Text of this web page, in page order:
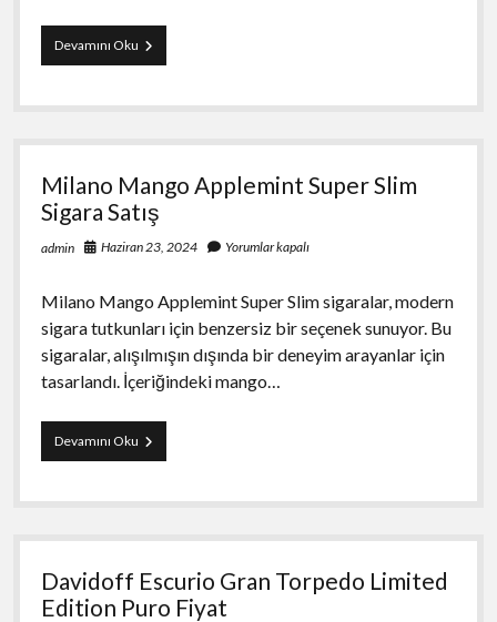
Devamını OkuSağlıklı
Beslenme
Güzellik
Milano Mango Applemint Super Slim
Sigara Satış
admin Haziran 23, 2024 Yorumlar kapalı
Milano Mango Applemint Super Slim sigaralar, modern
sigara tutkunları için benzersiz bir seçenek sunuyor. Bu
sigaralar, alışılmışın dışında bir deneyim arayanlar için
tasarlandı. İçeriğindeki mango…
Devamını OkuMilano
Mango
Super
Sigara
Davidoff Escurio Gran Torpedo Limited
Edition Puro Fiyat